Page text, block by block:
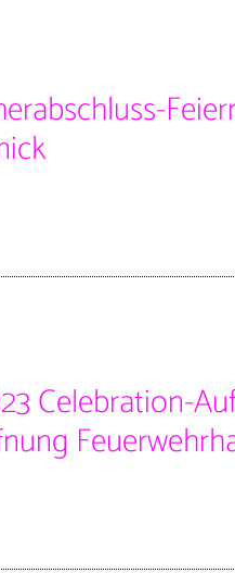
Celebration-